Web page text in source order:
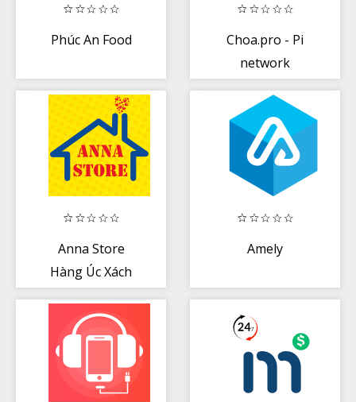
Phúc An Food
Choa.pro - Pi
network
Anna Store
Hàng Úc Xách
Amely